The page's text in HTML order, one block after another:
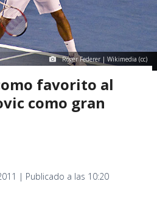
Roger Federer | Wikimedia (cc)
favorito al
como gran
| Publicado a las 10:20